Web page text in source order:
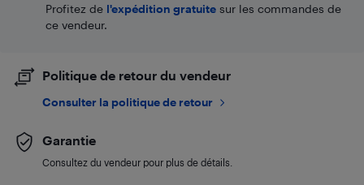
Profitez de l'expédition gratuite sur les commandes de
ce vendeur.
Politique de retour du vendeur
Consulter la politique de retour
Garantie
Consultez du vendeur pour plus de détails.